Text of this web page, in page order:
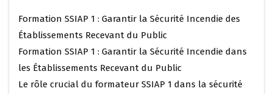
Formation SSIAP 1 : Garantir la Sécurité Incendie des
Établissements Recevant du Public
Formation SSIAP 1 : Garantir la Sécurité Incendie dans
les Établissements Recevant du Public
Le rôle crucial du formateur SSIAP 1 dans la sécurité